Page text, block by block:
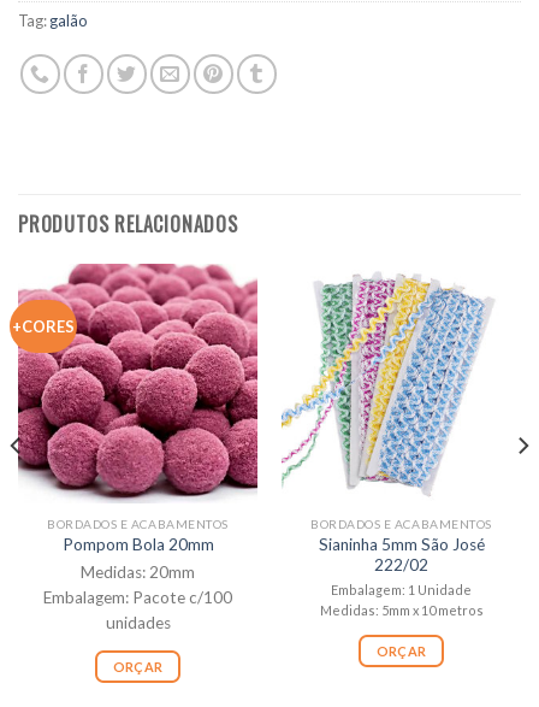
Tag:galão
PRODUTOS RELACIONADOS
+CORES
BORDADOS E ACABAMENTOS
Pompom Bola 20mm
Medidas: 20mm
Embalagem: Pacote c/100
unidades
ORÇAR
BORDADOS E ACABAMENTOS
Sianinha 5mm São José
222/02
Embalagem: 1 Unidade
Medidas: 5mm x 10 metros
ORÇAR